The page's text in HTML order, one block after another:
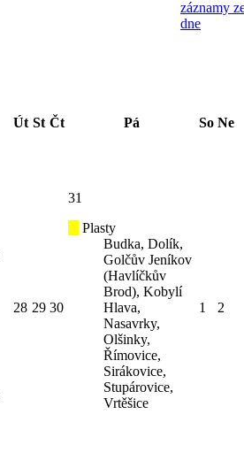
záznamy
dne
Út St Čt Pá So Ne
28 29 30
31
Plasty
Budka, Dolík,
Golčův Jeníkov
(Havlíčkův
Brod), Kobylí
Hlava,
Nasavrky,
Olšinky,
Římovice,
Sirákovice,
Stupárovice,
Vrtěšice
1 2